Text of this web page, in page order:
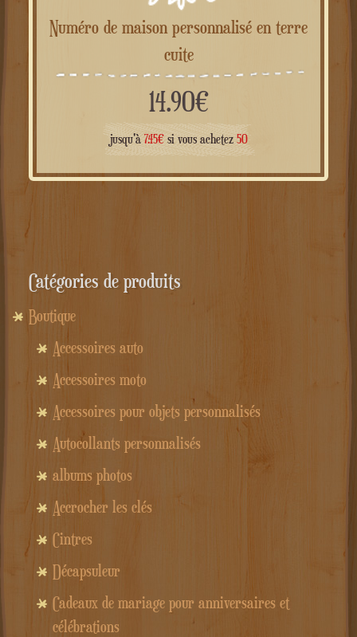
Numéro de maison personnalisé en terre
cuite
14.90€
jusqu'à 7.45€si vous achetez 50
Catégories de produits
Boutique
Accessoires auto
Accessoires moto
Accessoires pour objets personnalisés
Autocollants personnalisés
albums photos
Accrocher les clés
Cintres
Décapsuleur
Cadeaux de mariage pour anniversaires et
célébrations